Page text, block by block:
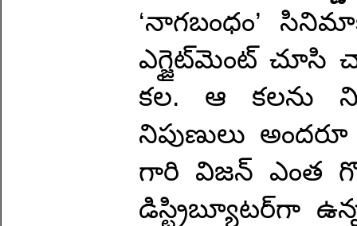
‘నాగబంధం’
ఎగ్జైట్‌మెంట్
కల. ఆ కలను
నిపుణులు
గారి విజన్ ఎంత
డిస్ట్రిబ్యూటర్‌గా